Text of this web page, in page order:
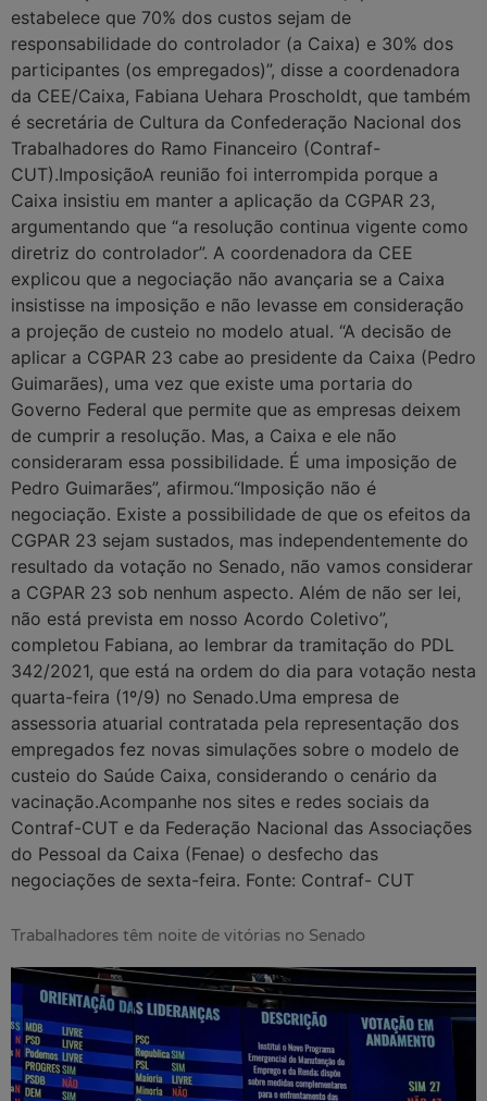
estabelece que 70% dos custos sejam de
responsabilidade do controlador (a Caixa) e 30% dos
participantes (os empregados)”, disse a coordenadora
da CEE/Caixa, Fabiana Uehara Proscholdt, que também
é secretária de Cultura da Confederação Nacional dos
Trabalhadores do Ramo Financeiro (Contraf-
CUT).ImposiçãoA reunião foi interrompida porque a
Caixa insistiu em manter a aplicação da CGPAR 23,
argumentando que “a resolução continua vigente como
diretriz do controlador”. A coordenadora da CEE
explicou que a negociação não avançaria se a Caixa
insistisse na imposição e não levasse em consideração
a projeção de custeio no modelo atual. “A decisão de
aplicar a CGPAR 23 cabe ao presidente da Caixa (Pedro
Guimarães), uma vez que existe uma portaria do
Governo Federal que permite que as empresas deixem
de cumprir a resolução. Mas, a Caixa e ele não
consideraram essa possibilidade. É uma imposição de
Pedro Guimarães”, afirmou.“Imposição não é
negociação. Existe a possibilidade de que os efeitos da
CGPAR 23 sejam sustados, mas independentemente do
resultado da votação no Senado, não vamos considerar
a CGPAR 23 sob nenhum aspecto. Além de não ser lei,
não está prevista em nosso Acordo Coletivo”,
completou Fabiana, ao lembrar da tramitação do PDL
342/2021, que está na ordem do dia para votação nesta
quarta-feira (1º/9) no Senado.Uma empresa de
assessoria atuarial contratada pela representação dos
empregados fez novas simulações sobre o modelo de
custeio do Saúde Caixa, considerando o cenário da
vacinação.Acompanhe nos sites e redes sociais da
Contraf-CUT e da Federação Nacional das Associações
do Pessoal da Caixa (Fenae) o desfecho das
negociações de sexta-feira. Fonte: Contraf- CUT
Trabalhadores têm noite de vitórias no Senado